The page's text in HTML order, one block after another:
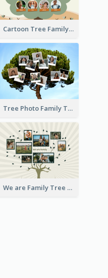
Cartoon Tree Family Tree
Tree Photo Family Tree Collage
We are Family Tree